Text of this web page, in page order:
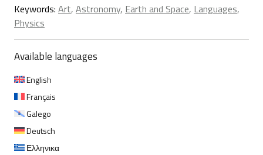
Keywords: Art, Astronomy, Earth and Space, Languages,
Physics
Available languages
English
Français
Galego
Deutsch
Ελληνικα